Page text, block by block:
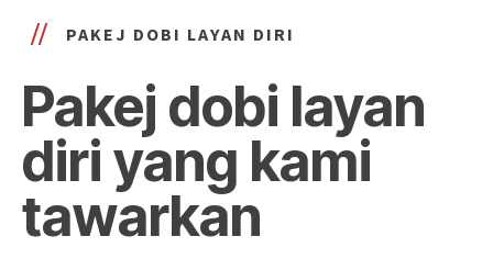
PAKEJ DOBI LAYAN DIRI
Pakej dobi layan
diri yang kami
tawarkan